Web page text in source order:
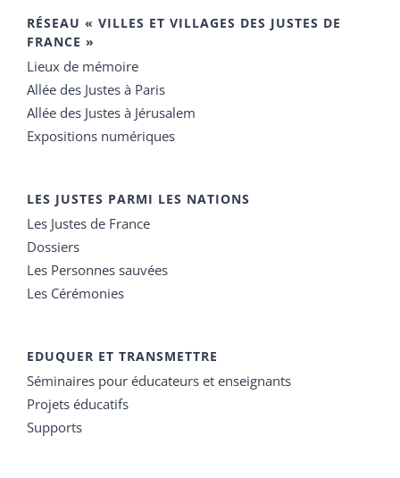
RÉSEAU « VILLES ET VILLAGES DES JUSTES DE
FRANCE »
Lieux de mémoire
Allée des Justes à Paris
Allée des Justes à Jérusalem
Expositions numériques
LES JUSTES PARMI LES NATIONS
Les Justes de France
Dossiers
Les Personnes sauvées
Les Cérémonies
EDUQUER ET TRANSMETTRE
Séminaires pour éducateurs et enseignants
Projets éducatifs
Supports